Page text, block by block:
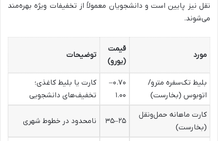
نقل نیز پایین است و دانشجویان معمولاً از تخفیفات ویژه بهره‌مند
می‌شوند.
مورد
قیمت
(یورو)
توضیحات
بلیط تک‌سفره مترو/
اتوبوس (بخارست)
۰.۷۰–
۱.۰۰
کارت یا بلیط کاغذی؛
تخفیف‌های دانشجویی
کارت ماهانه حمل‌ونقل
(بخارست)
۲۵–۳۵ نامحدود در خطوط شهری